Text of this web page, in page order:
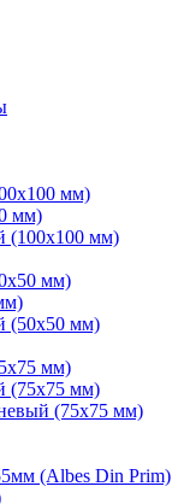
мм)
мм)
(100х100 мм)
мм)
(50х50 мм)
мм)
(75х75 мм)
(75х75 мм)
(Albes Din Prim)